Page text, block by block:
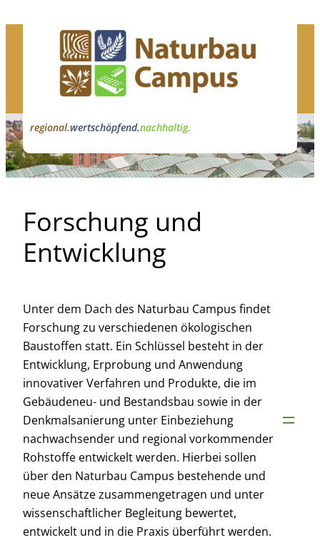
regional.wertschöpfend.nachhaltig.
Forschung und
Entwicklung
Unter dem Dach des Naturbau Campus findet
Forschung zu verschiedenen ökologischen
Baustoffen statt. Ein Schlüssel besteht in der
Entwicklung, Erprobung und Anwendung
innovativer Verfahren und Produkte, die im
Gebäudeneu- und Bestandsbau sowie in der
Denkmalsanierung unter Einbeziehung
nachwachsender und regional vorkommender
Rohstoffe entwickelt werden. Hierbei sollen
über den Naturbau Campus bestehende und
neue Ansätze zusammengetragen und unter
wissenschaftlicher Begleitung bewertet,
entwickelt und in die Praxis überführt werden.